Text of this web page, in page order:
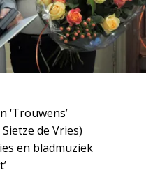
‘Trouwens’
de Vries)
en bladmuziek